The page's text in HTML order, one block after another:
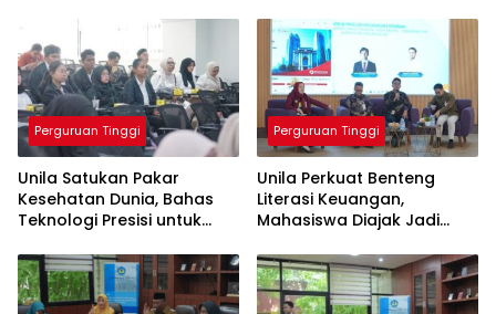
Perguruan Tinggi
Unila Satukan Pakar
Kesehatan Dunia, Bahas
Teknologi Presisi untuk
Medis
Perguruan Tinggi
Unila Perkuat Benteng
Literasi Keuangan,
Mahasiswa Diajak Jadi